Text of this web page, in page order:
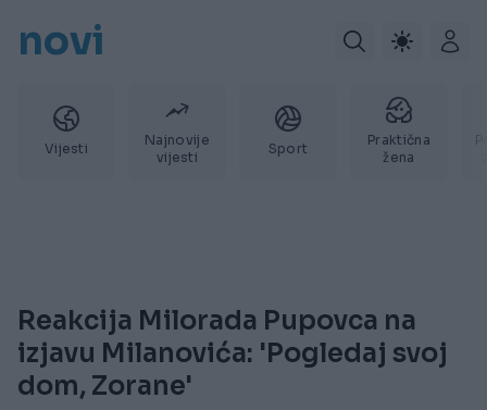
novi
Vijesti
Najnovije
vijesti
Sport
Praktična
žena
Reakcija Milorada Pupovca na
izjavu Milanovića: 'Pogledaj svoj
dom, Zorane'